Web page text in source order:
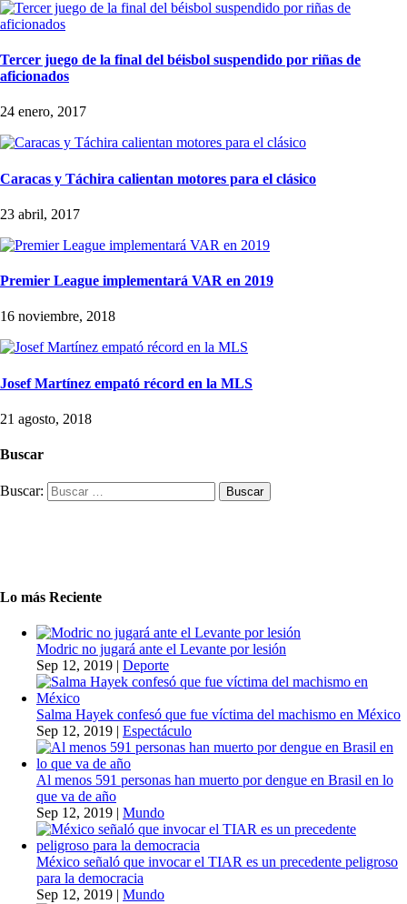
Tercer juego de la final del béisbol suspendido por riñas de
aficionados
24 enero, 2017
Caracas y Táchira calientan motores para el clásico
23 abril, 2017
Premier League implementará VAR en 2019
16 noviembre, 2018
Josef Martínez empató récord en la MLS
21 agosto, 2018
Buscar
Buscar:
Lo más Reciente
Modric no jugará ante el Levante por lesión
Sep 12, 2019 | Deporte
Salma Hayek confesó que fue víctima del machismo en México
Sep 12, 2019 | Espectáculo
Al menos 591 personas han muerto por dengue en Brasil en lo
que va de año
Sep 12, 2019 | Mundo
México señaló que invocar el TIAR es un precedente peligroso
para la democracia
Sep 12, 2019 | Mundo